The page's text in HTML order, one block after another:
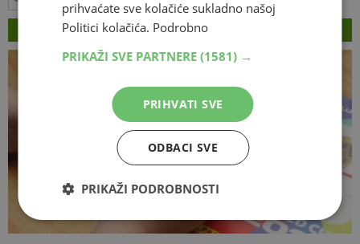
VEZANI ČLANCI
prihvaćate sve kolačiće sukladno našoj
Politici kolačića. Podrobno
PRIKAŽI SVE PARTNERE (1581) →
PRIHVATI SVE
ODBACI SVE
PRIKAŽI PODROBNOSTI